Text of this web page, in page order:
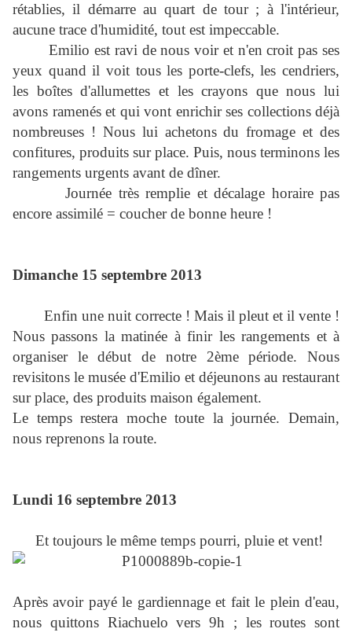
rétablies, il démarre au quart de tour ; à l'intérieur,
aucune trace d'humidité, tout est impeccable.
Emilio est ravi de nous voir et n'en croit pas ses
yeux quand il voit tous les porte-clefs, les cendriers,
les boîtes d'allumettes et les crayons que nous lui
avons ramenés et qui vont enrichir ses collections déjà
nombreuses ! Nous lui achetons du fromage et des
confitures, produits sur place. Puis, nous terminons les
rangements urgents avant de dîner.
Journée très remplie et décalage horaire pas
encore assimilé = coucher de bonne heure !
Dimanche 15 septembre 2013
Enfin une nuit correcte ! Mais il pleut et il vente !
Nous passons la matinée à finir les rangements et à
organiser le début de notre 2ème période. Nous
revisitons le musée d'Emilio et déjeunons au restaurant
sur place, des produits maison également.
Le temps restera moche toute la journée. Demain,
nous reprenons la route.
Lundi 16 septembre 2013
Et toujours le même temps pourri, pluie et vent!
Après avoir payé le gardiennage et fait le plein d'eau,
nous quittons Riachuelo vers 9h ; les routes sont